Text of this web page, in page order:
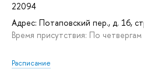
22094
Адрес: Потаповский пер., д. 16,
Время присутствия: По
Расписание